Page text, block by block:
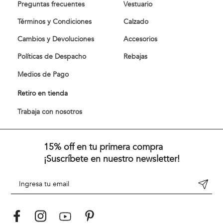
Preguntas frecuentes
Términos y Condiciones
Cambios y Devoluciones
Políticas de Despacho
Medios de Pago
Retiro en tienda
Trabaja con nosotros
Vestuario
Calzado
Accesorios
Rebajas
15% off en tu primera compra
¡Suscríbete en nuestro newsletter!